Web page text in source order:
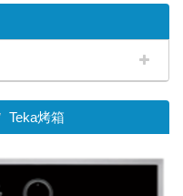
Teka烤箱